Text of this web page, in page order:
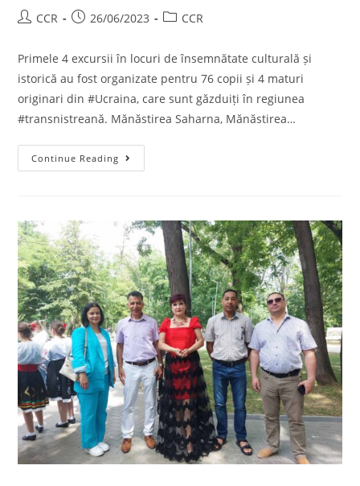
CCR 26/06/2023 CCR
Primele 4 excursii în locuri de însemnătate culturală și
istorică au fost organizate pentru 76 copii și 4 maturi
originari din #Ucraina, care sunt găzduiți în regiunea
#transnistreană. Mănăstirea Saharna, Mănăstirea…
Continue Reading